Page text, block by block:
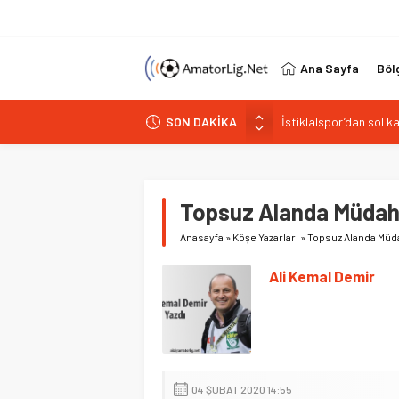
Ana Sayfa
SON DAKİKA
Paşabahçespor’da
İstanbul Gençlerbirliği
Kuzeyin Kaplanları
Topsuz Alanda
Anasayfa » Köşe Yazarları »Topsuz Alanda
Ali Kemal Demir
04 ŞUBAT 2020 14:55